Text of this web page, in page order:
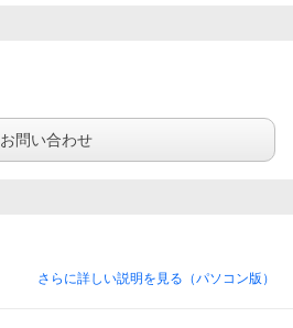
お問い合わせ
さらに詳しい説明を見る（パソコン版）